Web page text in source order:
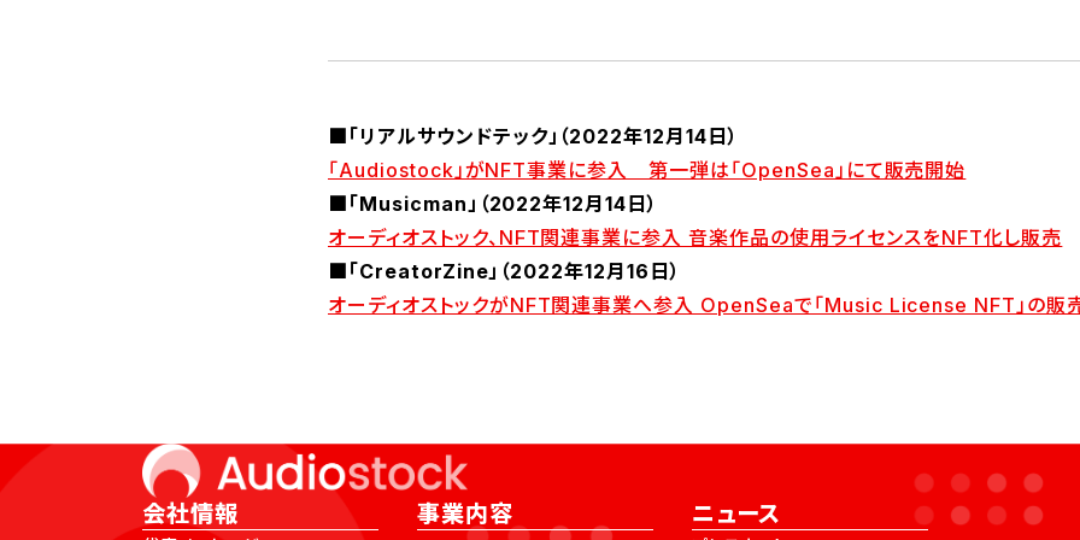
■「リアルサウンドテック」（2022年12月14日）
「Audiostock」がNFT事業に参入 第一弾は「OpenSea」にて販売開始
■「Musicman」（2022年12月14日）
オーディオストック、NFT関連事業に参入 音楽作品の使用ライセンスをNFT化し販売
■「CreatorZine」（2022年12月16日）
オーディオストックがNFT関連事業へ参入 OpenSeaで「Music License NFT」の販
会社情報 事業内容 ニュース